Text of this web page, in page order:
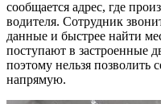
сообщается адрес, где
водителя. Сотрудник
данные и быстрее найти
поступают в
поэтому нельзя позволить
напрямую.